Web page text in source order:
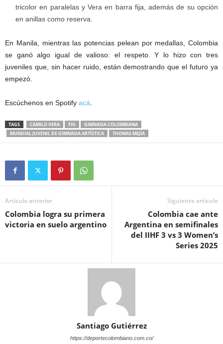
tricolor en paralelas y Vera en barra fija, además de su opción
en anillas como reserva.
En Manila, mientras las potencias pelean por medallas, Colombia
se ganó algo igual de valioso: el respeto. Y lo hizo con tres
juveniles que, sin hacer ruido, están demostrando que el futuro ya
empezó.
Escúchenos en Spotify acá.
TAGS CAMILO VERA FIG
GIMNASIA COLOMBIANA
MUNDIAL JUVENIL DE GIMNASIA ARTÍSTICA
THOMAS MEJÍA
Artículo anterior
Colombia logra su primera
victoria en suelo argentino
Siguiente artículo
Colombia cae ante
Argentina en semifinales
del IIHF 3 vs 3 Women’s
Series 2025
Santiago Gutiérrez
https://deportecolombiano.com.co/